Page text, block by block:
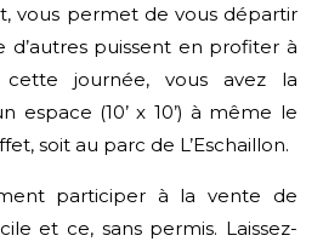
vous permet de vous départir
d’autres puissent en profiter à
journée, vous avez la
espace (10’ x 10’) à même le
soit au parc de L’Eschaillon.
participer à la vente de
et ce, sans permis. Laissez-